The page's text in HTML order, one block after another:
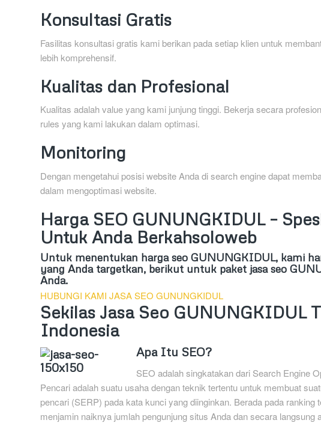
Konsultasi Gratis
Fasilitas konsultasi gratis kami berikan pada setiap klien untuk
lebih komprehensif.
Kualitas dan Profesional
Kualitas adalah value yang kami junjung tinggi. Bekerja secara
rules yang kami lakukan dalam optimasi.
Monitoring
Dengan mengetahui posisi website Anda di search engine dapat
dalam mengoptimasi website.
Harga SEO GUNUNGKIDUL –
Untuk Anda Berkahsoloweb
Untuk menentukan harga seo GUNUNGKIDUL, kami
yang Anda targetkan, berikut untuk paket jasa seo
Anda.
HUBUNGI KAMI JASA SEO GUNUNGKIDUL
Sekilas Jasa Seo GUNUNGKIDUL
Indonesia
Apa Itu SEO?
SEO adalah singkatakan dari Search Engine
Pencari adalah suatu usaha dengan teknik tertentu untuk membuat
pencari (SERP) pada kata kunci yang diinginkan. Berada pada
menjamin naiknya jumlah pengunjung situs Anda dan secara